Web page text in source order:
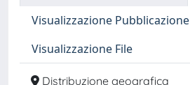
Visualizzazione Pubblicazione
Visualizzazione File
Distribuzione geografica